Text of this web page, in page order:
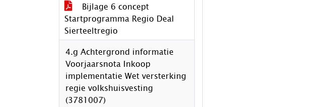
Bijlage 6 concept
Startprogramma Regio Deal
Sierteeltregio
4.g Achtergrond informatie
Voorjaarsnota Inkoop
implementatie Wet versterking
regie volkshuisvesting
(3781007)